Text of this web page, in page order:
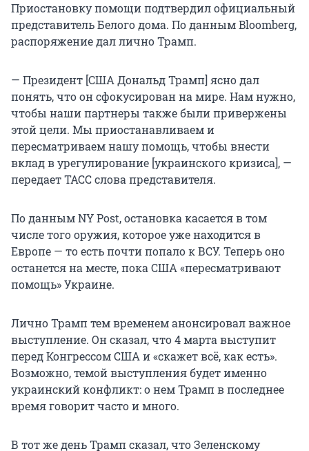
Приостановку помощи подтвердил официальный
представитель Белого дома. По данным Bloomberg,
распоряжение дал лично Трамп.
— Президент [США Дональд Трамп] ясно дал
понять, что он сфокусирован на мире. Нам нужно,
чтобы наши партнеры также были привержены
этой цели. Мы приостанавливаем и
пересматриваем нашу помощь, чтобы внести
вклад в урегулирование [украинского кризиса], —
передает ТАСС слова представителя.
По данным NY Post, остановка касается в том
числе того оружия, которое уже находится в
Европе — то есть почти попало к ВСУ. Теперь оно
останется на месте, пока США «пересматривают
помощь» Украине.
Лично Трамп тем временем анонсировал важное
выступление. Он сказал, что 4 марта выступит
перед Конгрессом США и «скажет всё, как есть».
Возможно, темой выступления будет именно
украинский конфликт: о нем Трамп в последнее
время говорит часто и много.
В тот же день Трамп сказал, что Зеленскому